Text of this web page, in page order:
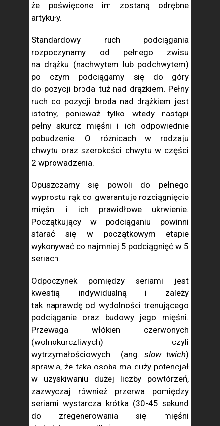
że poświęcone im zostaną odrębne
artykuły.
Standardowy ruch podciągania
rozpoczynamy od pełnego zwisu
na drążku (nachwytem lub podchwytem)
po czym podciągamy się do góry
do pozycji broda tuż nad drążkiem. Pełny
ruch do pozycji broda nad drążkiem jest
istotny, ponieważ tylko wtedy nastąpi
pełny skurcz mięśni i ich odpowiednie
pobudzenie. O różnicach w rodzaju
chwytu oraz szerokości chwytu w części
2 wprowadzenia.
Opuszczamy się powoli do pełnego
wyprostu rąk co gwarantuje rozciągnięcie
mięśni i ich prawidłowe ukrwienie.
Początkujący w podciąganiu powinni
starać się w początkowym etapie
wykonywać co najmniej 5 podciągnięć w 5
seriach.
Odpoczynek pomiędzy seriami jest
kwestią indywidualną i zależy
tak naprawdę od wydolności trenującego
podciąganie oraz budowy jego mięśni.
Przewaga włókien czerwonych
(wolnokurczliwych) czyli
wytrzymałościowych (ang.slow twich)
sprawia, że taka osoba ma duży potencjał
w uzyskiwaniu dużej liczby powtórzeń,
zazwyczaj również przerwa pomiędzy
seriami wystarcza krótka (30-45 sekund
do zregenerowania się mięśni